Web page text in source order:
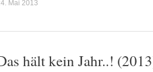
Mai 2013
hält kein Jahr..!